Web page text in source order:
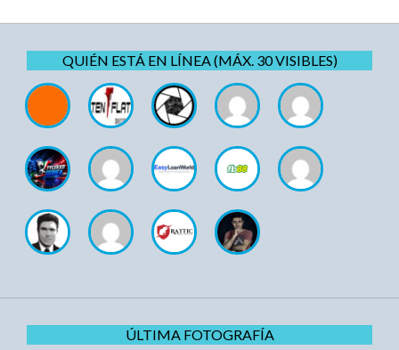
QUIÉN ESTÁ EN LÍNEA (MÁX. 30 VISIBLES)
ÚLTIMA FOTOGRAFÍA